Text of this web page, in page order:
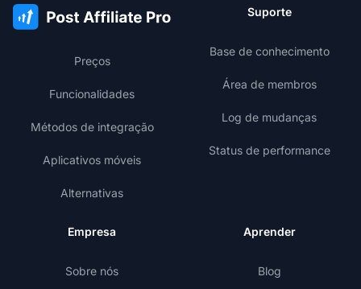
Preços
Funcionalidades
Métodos de integração
Aplicativos móveis
Alternativas
Suporte
Base de conhecimento
Área de membros
Log de mudanças
Status de performance
Empresa
Sobre nós
Aprender
Blog